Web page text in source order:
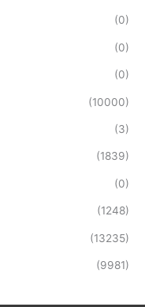
(0)
(0)
(0)
(10000)
(3)
(1839)
(0)
(1248)
(13235)
(9981)